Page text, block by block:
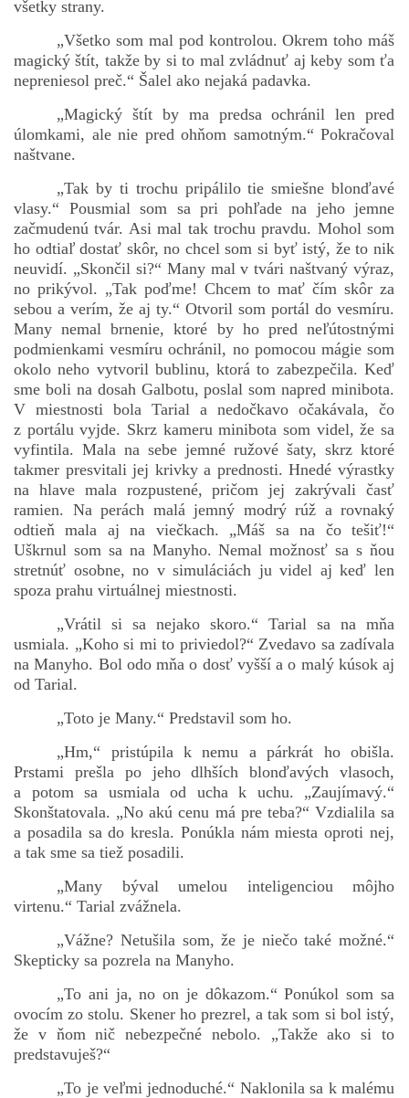
všetky strany.
„Všetko som mal pod kontrolou. Okrem toho máš
magický štít, takže by si to mal zvládnuť aj keby som ťa
nepreniesol preč.“ Šalel ako nejaká padavka.
„Magický štít by ma predsa ochránil len pred
úlomkami, ale nie pred ohňom samotným.“ Pokračoval
naštvane.
„Tak by ti trochu pripálilo tie smiešne blonďavé
vlasy.“ Pousmial som sa pri pohľade na jeho jemne
začmudenú tvár. Asi mal tak trochu pravdu. Mohol som
ho odtiaľ dostať skôr, no chcel som si byť istý, že to nik
neuvidí. „Skončil si?“ Many mal v tvári naštvaný výraz,
no prikývol. „Tak poďme! Chcem to mať čím skôr za
sebou a verím, že aj ty.“ Otvoril som portál do vesmíru.
Many nemal brnenie, ktoré by ho pred neľútostnými
podmienkami vesmíru ochránil, no pomocou mágie som
okolo neho vytvoril bublinu, ktorá to zabezpečila. Keď
sme boli na dosah Galbotu, poslal som napred minibota.
V miestnosti bola Tarial a nedočkavo očakávala, čo
z portálu vyjde. Skrz kameru minibota som videl, že sa
vyfintila. Mala na sebe jemné ružové šaty, skrz ktoré
takmer presvitali jej krivky a prednosti. Hnedé výrastky
na hlave mala rozpustené, pričom jej zakrývali časť
ramien. Na perách malá jemný modrý rúž a rovnaký
odtieň mala aj na viečkach. „Máš sa na čo tešiť!“
Uškrnul som sa na Manyho. Nemal možnosť sa s ňou
stretnúť osobne, no v simuláciách ju videl aj keď len
spoza prahu virtuálnej miestnosti.
„Vrátil si sa nejako skoro.“ Tarial sa na mňa
usmiala. „Koho si mi to priviedol?“ Zvedavo sa zadívala
na Manyho. Bol odo mňa o dosť vyšší a o malý kúsok aj
od Tarial.
„Toto je Many.“ Predstavil som ho.
„Hm,“ pristúpila k nemu a párkrát ho obišla.
Prstami prešla po jeho dlhších blonďavých vlasoch,
a potom sa usmiala od ucha k uchu. „Zaujímavý.“
Skonštatovala. „No akú cenu má pre teba?“ Vzdialila sa
a posadila sa do kresla. Ponúkla nám miesta oproti nej,
a tak sme sa tiež posadili.
„Many býval umelou inteligenciou môjho
virtenu.“ Tarial zvážnela.
„Vážne? Netušila som, že je niečo také možné.“
Skepticky sa pozrela na Manyho.
„To ani ja, no on je dôkazom.“ Ponúkol som sa
ovocím zo stolu. Skener ho prezrel, a tak som si bol istý,
že v ňom nič nebezpečné nebolo. „Takže ako si to
predstavuješ?“
„To je veľmi jednoduché.“ Naklonila sa k malému